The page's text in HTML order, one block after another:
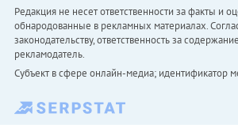
Редакция не несет ответственности за факты и
обнародованные в рекламных материалах.
законодательству, ответственность за
рекламодатель.
Субъект в сфере онлайн-медиа; идентификатор